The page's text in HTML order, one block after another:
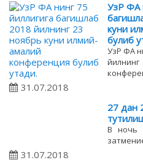
УзР ФА
куни
булиб
УзР ФА
31.07.2018
27 дан
В ночь
31.07.2018